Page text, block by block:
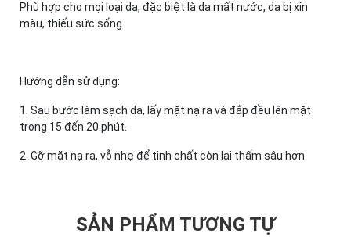
Phù hợp cho mọi loại da, đặc biệt là da mất nước, da bị xỉn
màu, thiếu sức sống.
Hướng dẫn sử dụng:
1. Sau bước làm sạch da, lấy mặt nạ ra và đắp đều lên mặt
trong 15 đến 20 phút.
2. Gỡ mặt nạ ra, vỗ nhẹ để tinh chất còn lại thấm sâu hơn
SẢN PHẨM TƯƠNG TỰ